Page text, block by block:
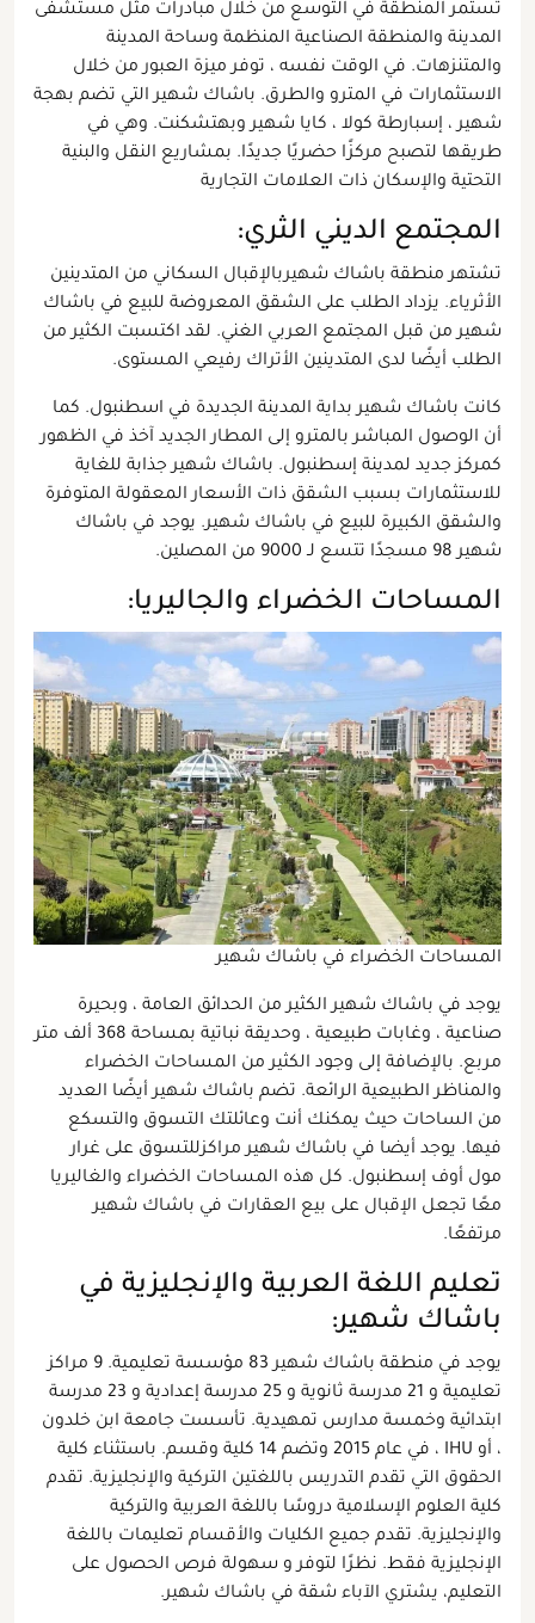
تستمر المنطقة في التوسع من خلال مبادرات مثل مستشفى
المدينة والمنطقة الصناعية المنظمة وساحة المدينة
والمتنزهات. في الوقت نفسه ، توفر ميزة العبور من خلال
الاستثمارات في المترو والطرق. باشاك شهير التي تضم بهجة
شهير ، إسبارطة كولا ، كايا شهير وبهتشكنت. وهي في
طريقها لتصبح مركزًا حضريًا جديدًا. بمشاريع النقل والبنية
التحتية والإسكان ذات العلامات التجارية
المجتمع الديني الثري:
تشتهر منطقة باشاك شهيربالإقبال السكاني من المتدينين
الأثرياء. يزداد الطلب على الشقق المعروضة للبيع في باشاك
شهير من قبل المجتمع العربي الغني. لقد اكتسبت الكثير من
الطلب أيضًا لدى المتدينين الأتراك رفيعي المستوى.
كانت باشاك شهير بداية المدينة الجديدة في اسطنبول. كما
أن الوصول المباشر بالمترو إلى المطار الجديد آخذ في الظهور
كمركز جديد لمدينة إسطنبول. باشاك شهير جذابة للغاية
للاستثمارات بسبب الشقق ذات الأسعار المعقولة المتوفرة
والشقق الكبيرة للبيع في باشاك شهير. يوجد في باشاك
شهير 98 مسجدًا تتسع لـ 9000 من المصلين.
المساحات الخضراء والجاليريا:
المساحات الخضراء في باشاك شهير
يوجد في باشاك شهير الكثير من الحدائق العامة ، وبحيرة
صناعية ، وغابات طبيعية ، وحديقة نباتية بمساحة 368 ألف متر
مربع. بالإضافة إلى وجود الكثير من المساحات الخضراء
والمناظر الطبيعية الرائعة. تضم باشاك شهير أيضًا العديد
من الساحات حيث يمكنك أنت وعائلتك التسوق والتسكع
فيها. يوجد أيضا في باشاك شهير مراكزللتسوق على غرار
مول أوف إسطنبول. كل هذه المساحات الخضراء والغاليريا
معًا تجعل الإقبال على بيع العقارات في باشاك شهير
مرتفعًا.
تعليم اللغة العربية والإنجليزية في
باشاك شهير:
يوجد في منطقة باشاك شهير 83 مؤسسة تعليمية. 9 مراكز
تعليمية و 21 مدرسة ثانوية و 25 مدرسة إعدادية و 23 مدرسة
ابتدائية وخمسة مدارس تمهيدية. تأسست جامعة ابن خلدون
، أو IHU ، في عام 2015 وتضم 14 كلية وقسم. باستثناء كلية
الحقوق التي تقدم التدريس باللغتين التركية والإنجليزية. تقدم
كلية العلوم الإسلامية دروسًا باللغة العربية والتركية
والإنجليزية. تقدم جميع الكليات والأقسام تعليمات باللغة
الإنجليزية فقط. نظرًا لتوفر و سهولة فرص الحصول على
التعليم، يشتري الآباء شقة في باشاك شهير.